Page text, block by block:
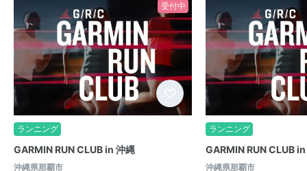
受付中
ランニング
GARMIN RUN CLUB in 沖縄
沖縄県那覇市
ランニング
GARMIN RUN CLUB
沖縄県那覇市